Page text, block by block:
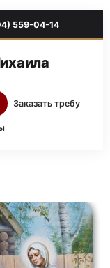
559-04-14
Заказать требу